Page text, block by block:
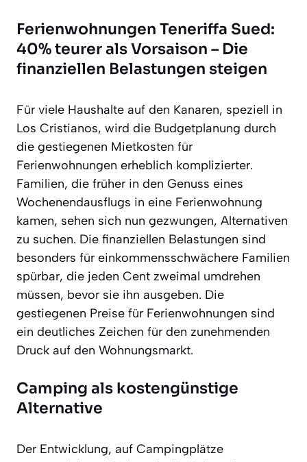
Ferienwohnungen Teneriffa Sued:
40% teurer als Vorsaison – Die
finanziellen Belastungen steigen
Für viele Haushalte auf den Kanaren, speziell in
Los Cristianos, wird die Budgetplanung durch
die gestiegenen Mietkosten für
Ferienwohnungen erheblich komplizierter.
Familien, die früher in den Genuss eines
Wochenendausflugs in eine Ferienwohnung
kamen, sehen sich nun gezwungen, Alternativen
zu suchen. Die finanziellen Belastungen sind
besonders für einkommensschwächere Familien
spürbar, die jeden Cent zweimal umdrehen
müssen, bevor sie ihn ausgeben. Die
gestiegenen Preise für Ferienwohnungen sind
ein deutliches Zeichen für den zunehmenden
Druck auf den Wohnungsmarkt.
Camping als kostengünstige
Alternative
Der Entwicklung, auf Campingplätze